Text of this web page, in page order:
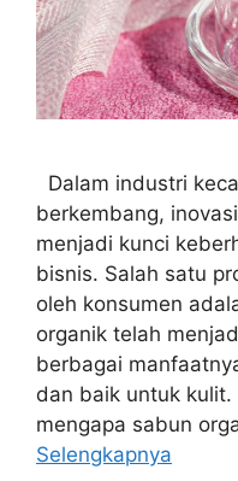
Dalam industri
berkembang,
menjadi kunci
bisnis. Salah satu
oleh konsumen
organik telah
berbagai
dan baik untuk
mengapa sabun
Selengkapnya